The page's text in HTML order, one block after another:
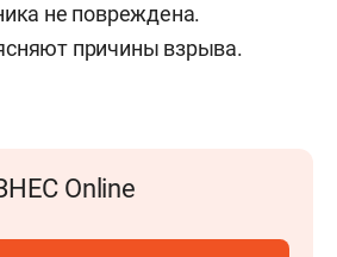
не повреждена.
причины взрыва.
Online